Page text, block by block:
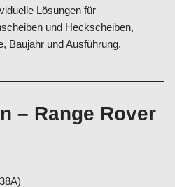
Lösungen für
und Heckscheiben,
Baujahr und Ausführung.
– Range Rover